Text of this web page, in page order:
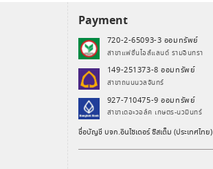
Payment
720-2-65093-3 ออมทรัพย์
สาขาแฟชั่นไอส์แลนด์ รามอินทรา
149-251373-8 ออมทรัพย์
สาขาถนนนวลจันทร์
927-710475-9 ออมทรัพย์
สาขาเดอะวอล์ค เกษตร-นวมินทร์
ชื่อบัญชี บจก.อินไซเดอร์ ซิสเต็ม (ประเทศไทย)